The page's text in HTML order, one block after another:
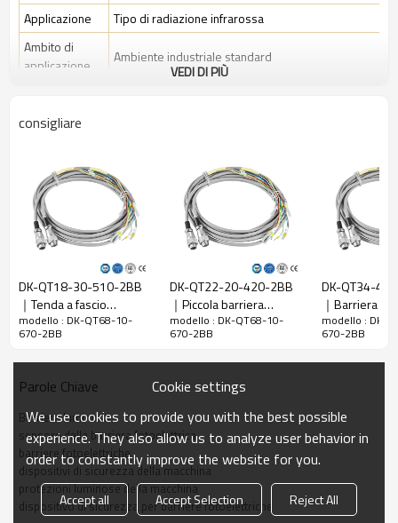
Applicazione
Tipo di radiazione infrarossa
Ambito di
applicazione
Ambiente industriale standard
Rapporto di
Controlla la
precisione
18 mm
Numero di
raggi
62
protezione
610 mm
La dimensione
complessiva
51mm*35mm*L, L è la lunghezza dell'emettitore e
del ricevitore.
Distanza di
rilevamento
Tempo di
risposta
≤15 ms
Dati meccanici
Materiale
dell'alloggiamentoMetallo
VEDI DI PIÙ
consigliare
DK-QT18-30-510-2BB
｜Tenda a fascio
luminoso｜DADISICK
modello : DK-QT68-10-
670-2BB
DK-QT22-20-420-2BB
｜Piccola barriera
fotoelettrica di sicurezza
｜DADISICK
modello : DK-QT68-10-
670-2BB
DK-QT34-
｜Barriera
di sicurezza｜
modello : DK-
670-2BB
Parole Chiave
Barriera luminosa
sensore della barriera fotoelettrica
barriere fotoelettriche
dispositivi di sicurezza della macchina
protezioni luminose della macchina
dispositivo di sicurezza per barriere fotoelettriche
Cookie settings
We use cookies to provide you with the best possible
experience. They also allow us to analyze user behavior in
order to constantly improve the website for you.
Accept all Accept Selection Reject All